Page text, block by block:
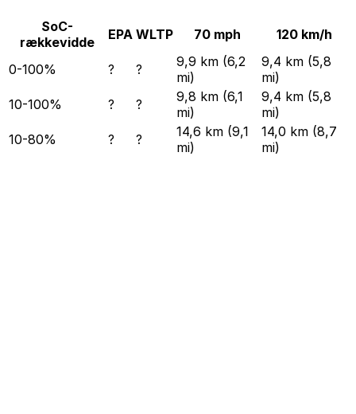
SoC-
rækkevidde
EPA WLTP 70 mph 120 km/h
0-100% ? ?
9,9 km (6,2
mi)
9,4 km (5,8
mi)
10-100%
? ?
9,8 km (6,1
mi)
9,4 km (5,8
mi)
10-80%
? ?
14,6 km (9,1
mi)
14,0 km (8,7
mi)